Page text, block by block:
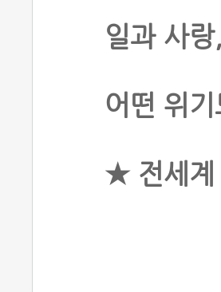
일과 사
어떤 위기
★ 전세계